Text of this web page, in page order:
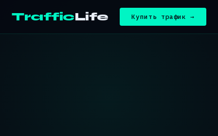
TrafficLife Купить трафик →